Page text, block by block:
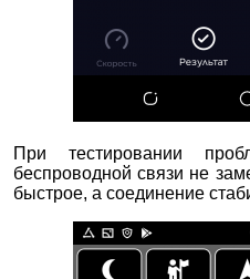
При тестировании
беспроводной связи не
быстрое, а соединение